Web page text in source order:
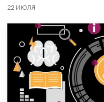
22 ИЮЛЯ